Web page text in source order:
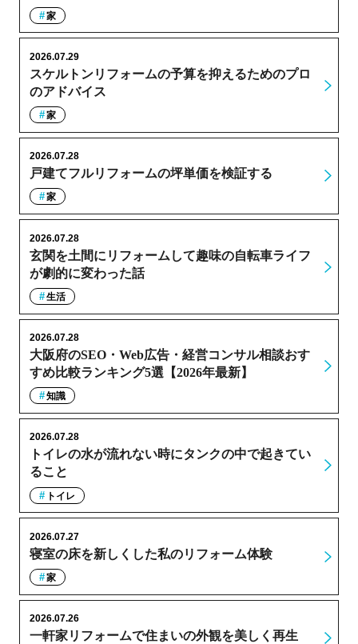
家
スケルトンリフォームの予算を抑えるためのプロ
のアドバイス
2026.07.29
家
戸建てフルリフォームの坪単価を検証する
2026.07.28
家
玄関を土間にリフォームして趣味の自転車ライフ
が劇的に変わった話
2026.07.28
生活
大阪府のSEO・Web広告・経営コンサル相談おす
すめ比較ランキング5選【2026年最新】
2026.07.28
知識
トイレの水が流れない時にタンクの中で起きてい
ること
2026.07.28
トイレ
寝室の床を新しくした私のリフォーム体験
2026.07.27
家
一軒家リフォームで住まいの外観を美しく再生
2026.07.26